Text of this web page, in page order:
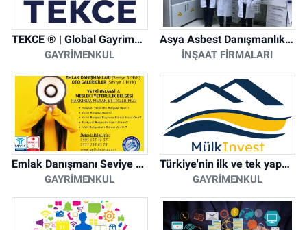
TEKCE ® | Global Gayrimenkul Şirketi
GAYRIMENKUL
Asya Asbest Danışmanlık - Asbest Söküm ve Asbest Raporu
İNŞAAT FIRMALARI
Emlak Danışmanı Seviye 5 Mesleki Yeterlilik Belgesi
GAYRIMENKUL
Türkiye'nin ilk ve tek yapay zeka destekli arsa ilan platformu
GAYRIMENKUL